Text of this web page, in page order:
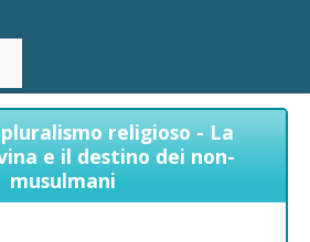
religioso - La
e il destino dei non-
musulmani